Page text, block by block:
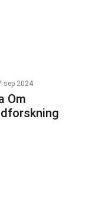
sep 2024
Om